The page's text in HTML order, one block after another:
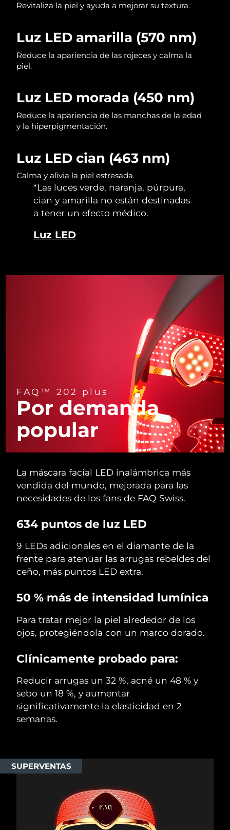
Revitaliza la piel y ayuda a mejorar su textura.
Luz LED amarilla (570 nm)
Reduce la apariencia de las rojeces y calma la
piel.
Luz LED morada (450 nm)
Reduce la apariencia de las manchas de la edad
y la hiperpigmentación.
Luz LED cian (463 nm)
Calma y alivia la piel estresada.
*Las luces verde, naranja, púrpura,
cian y amarilla no están destinadas
a tener un efecto médico.
Luz LED
FAQ™ 202 plus
Por demanda
popular
La máscara facial LED inalámbrica más
vendida del mundo, mejorada para las
necesidades de los fans de FAQ Swiss.
634 puntos de luz LED
9 LEDs adicionales en el diamante de la
frente para atenuar las arrugas rebeldes del
ceño, más puntos LED extra.
50 % más de intensidad lumínica
Para tratar mejor la piel alrededor de los
ojos, protegiéndola con un marco dorado.
Clínicamente probado para:
Reducir arrugas un 32 %, acné un 48 % y
sebo un 18 %, y aumentar
significativamente la elasticidad en 2
semanas.
SUPERVENTAS
Singapur Entrega prevista10/8/26
Eslovaquia Entrega prevista 8/8/26
Eslovenia Entrega prevista8/8/26
Corea del Sur Entrega prevista10/8/26
España
Suecia Entrega prevista
Suiza Entrega prevista
Taiwán Entrega prevista13/8/26
Emiratos Árabes
Entrega prevista 9/8/26
Entrega prevista
Entrega prevista9/8/26
Entrega prevista13/8/26
Entrega prevista14/8/26